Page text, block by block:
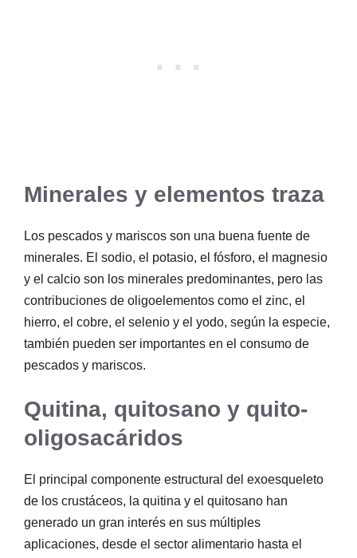
Minerales y elementos traza
Los pescados y mariscos son una buena fuente de
minerales. El sodio, el potasio, el fósforo, el magnesio
y el calcio son los minerales predominantes, pero las
contribuciones de oligoelementos como el zinc, el
hierro, el cobre, el selenio y el yodo, según la especie,
también pueden ser importantes en el consumo de
pescados y mariscos.
Quitina, quitosano y quito-
oligosacáridos
El principal componente estructural del exoesqueleto
de los crustáceos, la quitina y el quitosano han
generado un gran interés en sus múltiples
aplicaciones, desde el sector alimentario hasta el